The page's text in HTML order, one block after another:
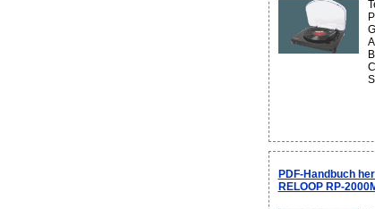
PDF-Handbuch
RELOOP RP-